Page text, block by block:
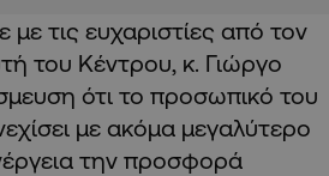
τις ευχαριστίες από τον
του Κέντρου, κ. Γιώργο
ότι το προσωπικό του
με ακόμα μεγαλύτερο
την προσφορά